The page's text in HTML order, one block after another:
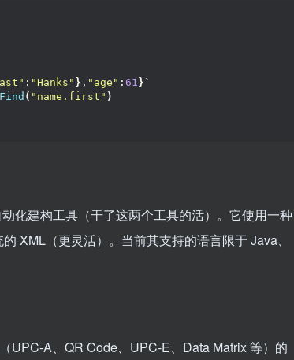
: "Hanks" } , "age" : 61 } `
Find ( "name.first" )
化建构工具（干了这两个工具的活）。它使用一种
XML（更灵活）。当前其支持的语言限于 Java、
UPC-A、QR Code、UPC-E、Data Matrix 等）的